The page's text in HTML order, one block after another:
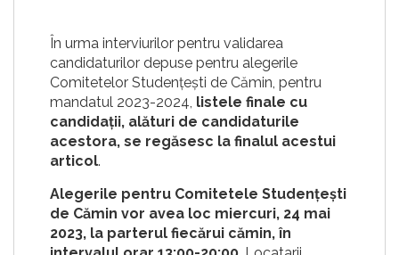
În urma interviurilor pentru validarea
candidaturilor depuse pentru alegerile
Comitetelor Studențești de Cămin, pentru
mandatul 2023-2024, listele finale cu
candidații, alături de candidaturile
acestora, se regăsesc la finalul acestui
articol.
Alegerile pentru Comitetele Studențești
de Cămin vor avea loc miercuri, 24 mai
2023, la parterul fiecărui cămin, în